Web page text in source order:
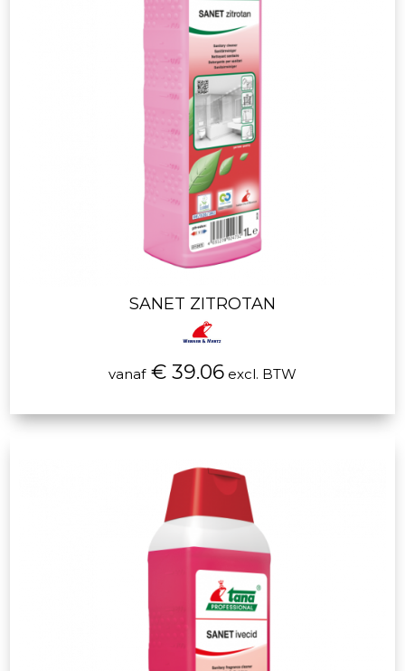
SANET ZITROTAN
vanaf€ 39.06 excl. BTW